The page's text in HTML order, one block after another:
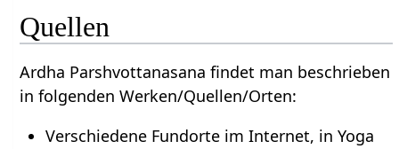
Quellen
Ardha Parshvottanasana findet man beschrieben
in folgenden Werken/Quellen/Orten:
Verschiedene Fundorte im Internet, in Yoga